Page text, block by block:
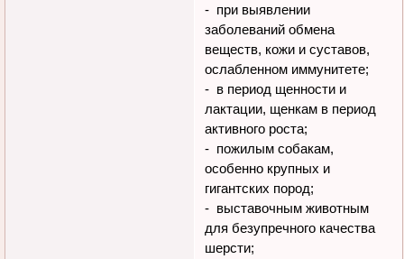
- при выявлении
заболеваний обмена
веществ, кожи и суставов,
ослабленном иммунитете;
- в период щенности и
лактации, щенкам в период
активного роста;
- пожилым собакам,
особенно крупных и
гигантских пород;
- выставочным животным
для безупречного качества
шерсти;